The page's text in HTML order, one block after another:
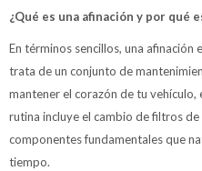
¿Qué es una afinación y por qué
En términos sencillos, una afinación
trata de un conjunto de
mantener el corazón de tu vehículo,
rutina incluye el cambio de filtros
componentes fundamentales que
tiempo.